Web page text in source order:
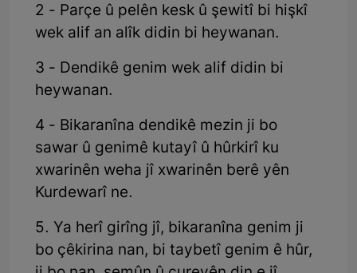
2 - Parçe û pelên kesk û şewitî bi hişkî
wek alif an alîk didin bi heywanan.
3 - Dendikê genim wek alif didin bi
heywanan.
4 - Bikaranîna dendikê mezin ji bo
sawar û genimê kutayî û hûrkirî ku
xwarinên weha jî xwarinên berê yên
Kurdewarî ne.
5. Ya herî girîng jî, bikaranîna genim ji
bo çêkirina nan, bi taybetî genim ê hûr,